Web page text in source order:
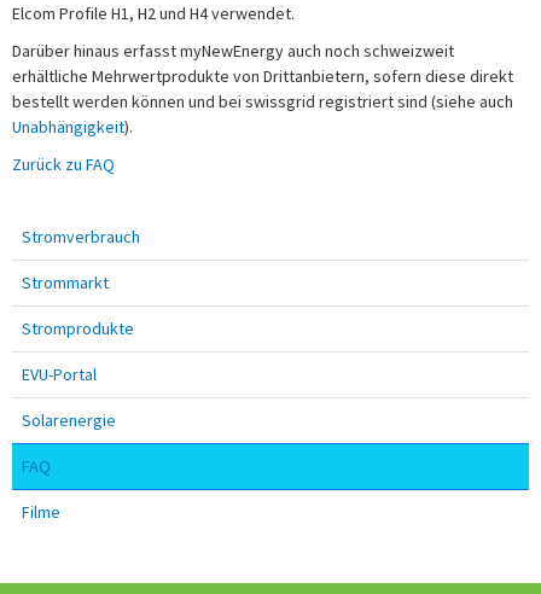
Elcom Profile H1, H2 und H4 verwendet.
Darüber hinaus erfasst myNewEnergy auch noch schweizweit
erhältliche Mehrwertprodukte von Drittanbietern, sofern diese direkt
bestellt werden können und bei swissgrid registriert sind (siehe auch
Unabhängigkeit).
Zurück zu FAQ
Stromverbrauch
Strommarkt
Stromprodukte
EVU-Portal
Solarenergie
FAQ
Filme